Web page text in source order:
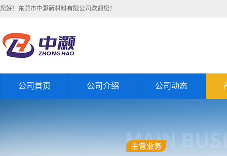
您好！东莞市中灏新材料有限公司欢迎您！
公司首页 公司介绍 公司动态